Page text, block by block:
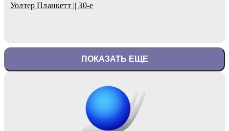
Уолтер Планкетт || 30-е
ПОКАЗАТЬ ЕЩЕ